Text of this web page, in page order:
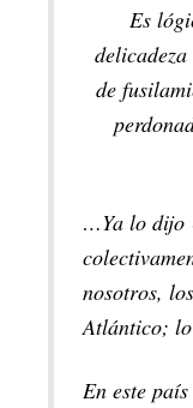
Es
de
…Ya lo dijo
nosotros,
Atlántico; lo
En este